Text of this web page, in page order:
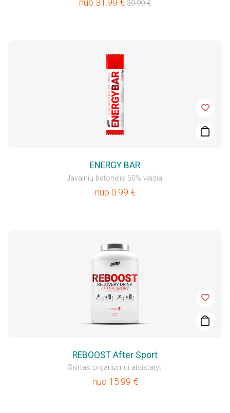
nuo 31.99 € 39.99€
ENERGY BAR
Javainių batonėlis 50% vaisiai
nuo 0.99 €
REBOOST After Sport
Skirtas organizmui atsistatyti
nuo 15.99 €